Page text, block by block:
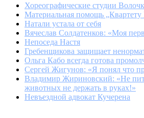
Хореографические студии
Материальная помощь
Натали устала от себя
Вячеслав Солдатенков: «Моя
Непоседа Настя
Гребенщикова защищает
Ольга Кабо всегда готова
Сергей Жигунов: «Я понял что
Владимир Жириновский: «Не
животных не держать в руках!»
Невъездной адвокат Кучерена